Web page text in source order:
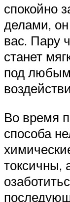
спокойно
делами,
вас. Пару
станет
под
Во время
способа
токсичны,